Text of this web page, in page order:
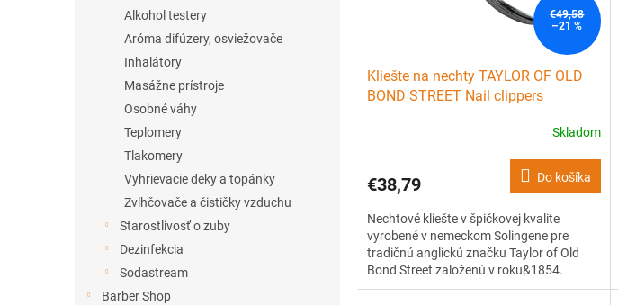
Alkohol testery
Aróma difúzery, osviežovače
Inhalátory
Masážne prístroje
Osobné váhy
Teplomery
Tlakomery
Vyhrievacie deky a topánky
Zvlhčovače a čističky vzduchu
Starostlivosť o zuby
Dezinfekcia
Sodastream
Barber Shop
€49,58
–21 %
Kliešte na nechty TAYLOR OF OLD
BOND STREET Nail clippers
Skladom
€38,79 Do košíka
Nechtové kliešte v špičkovej kvalite
vyrobené v nemeckom Solingene pre
tradičnú anglickú značku Taylor of Old
Bond Street založenú v roku&1854.
Použité materiály zaručujú dlhú životnosť.